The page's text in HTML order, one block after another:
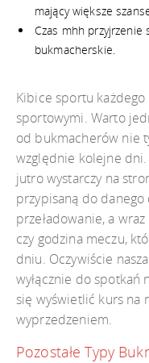
mający większe
Czas mhh
bukmacherskie.
Kibice sportu
sportowymi. Warto
od bukmacherów nie
względnie kolejne
jutro wystarczy na
przypisaną do
przeładowanie, a
czy godzina meczu,
dniu. Oczywiście
wyłącznie do spotkań
się wyświetlić kurs na
wyprzedzeniem.
Pozostałe Typy